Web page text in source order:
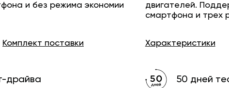
двигателей.
смартфона и трех
Характеристики
50 дней
и без режима экономии
Комплект поставки
драйва